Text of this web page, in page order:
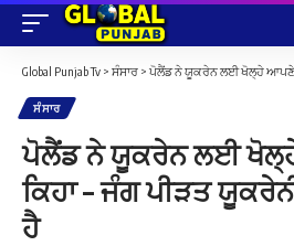
Global Punjab Tv > ਸੰਸਾਰ > ਪੋਲੈਂਡ ਨੇ ਯੂਕਰੇਨ ਲਈ ਖੋਲ੍ਹੇ ਆਪਣੇ
ਸੰਸਾਰ
ਪੋਲੈਂਡ ਨੇ ਯੂਕਰੇਨ ਲਈ
ਕਿਹਾ – ਜੰਗ ਪੀੜਤ
ਹੈ